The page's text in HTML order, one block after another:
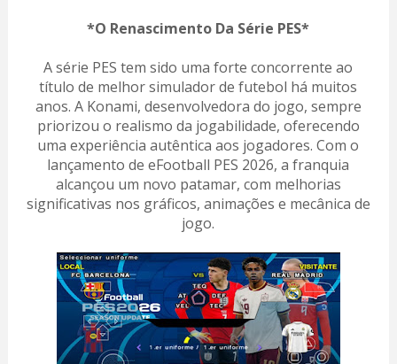
*O Renascimento Da Série PES*
A série PES tem sido uma forte concorrente ao
título de melhor simulador de futebol há muitos
anos. A Konami, desenvolvedora do jogo, sempre
priorizou o realismo da jogabilidade, oferecendo
uma experiência autêntica aos jogadores. Com o
lançamento de eFootball PES 2026, a franquia
alcançou um novo patamar, com melhorias
significativas nos gráficos, animações e mecânica de
jogo.